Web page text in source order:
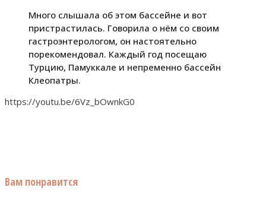
Много слышала об этом бассейне и вот
пристрастилась. Говорила о нём со своим
гастроэнтерологом, он настоятельно
порекомендовал. Каждый год посещаю
Турцию, Памуккале и непременно бассейн
Клеопатры.
https://youtu.be/6Vz_bOwnkG0
Вам понравится